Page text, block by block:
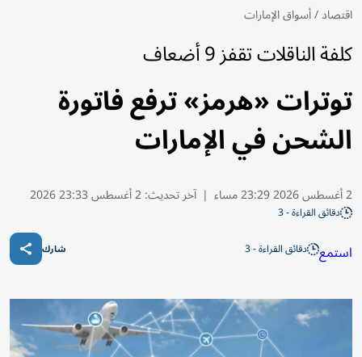
اقتصاد/أسواق الإمارات
كلفة الناقلات تقفز 9 أضعاف
توترات «هرمز» ترفع فاتورة
الشحن في الإمارات
2 أغسطس 2026 23:29 مساء | آخر تحديث:2 أغسطس 23:33 2026
دقائق القراءة - 3
استمع دقائق القراءة - 3 شارك